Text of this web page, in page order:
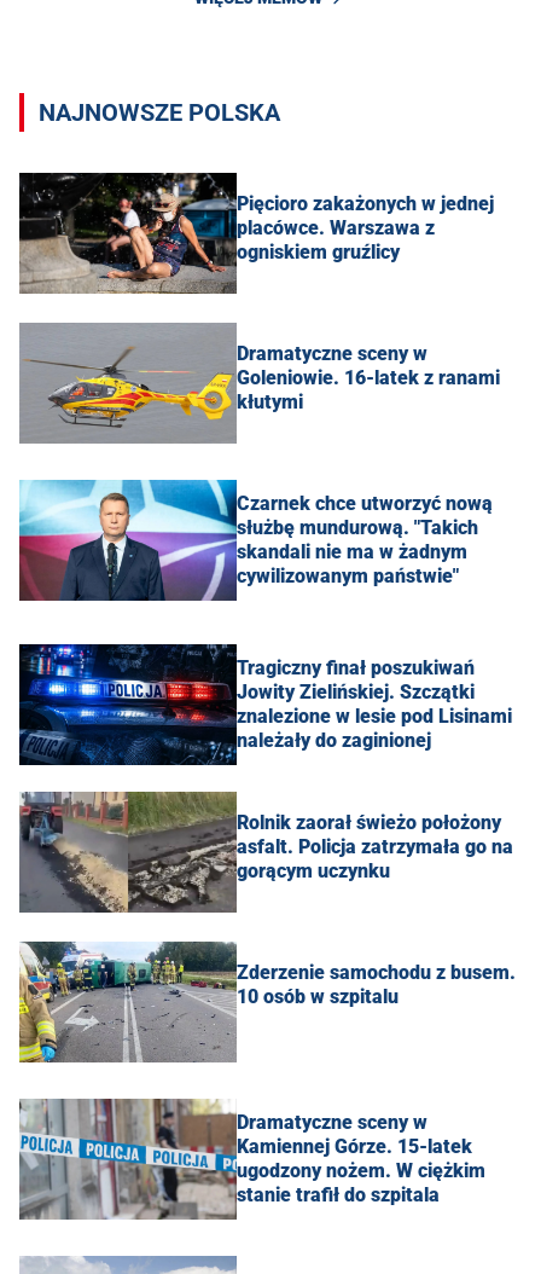
NAJNOWSZE POLSKA
Pięcioro zakażonych w jednej
placówce. Warszawa z
ogniskiem gruźlicy
Dramatyczne sceny w
Goleniowie. 16-latek z ranami
kłutymi
Czarnek chce utworzyć nową
służbę mundurową. "Takich
skandali nie ma w żadnym
cywilizowanym państwie"
Tragiczny finał poszukiwań
Jowity Zielińskiej. Szczątki
znalezione w lesie pod Lisinami
należały do zaginionej
Rolnik zaorał świeżo położony
asfalt. Policja zatrzymała go na
gorącym uczynku
Zderzenie samochodu z busem.
10 osób w szpitalu
Dramatyczne sceny w
Kamiennej Górze. 15-latek
ugodzony nożem. W ciężkim
stanie trafił do szpitala